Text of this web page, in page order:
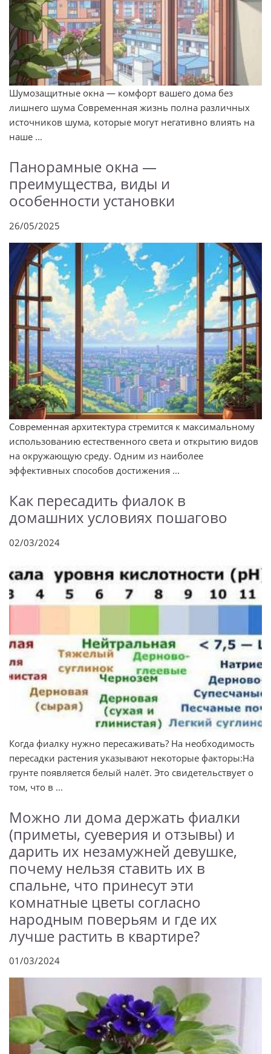
Шумозащитные окна — комфорт вашего дома без
лишнего шума Современная жизнь полна различных
источников шума, которые могут негативно влиять на
наше ...
Панорамные окна —
преимущества, виды и
особенности установки
26/05/2025
Современная архитектура стремится к максимальному
использованию естественного света и открытию видов
на окружающую среду. Одним из наиболее
эффективных способов достижения ...
Как пересадить фиалок в
домашних условиях пошагово
02/03/2024
Когда фиалку нужно пересаживать? На необходимость
пересадки растения указывают некоторые факторы:На
грунте появляется белый налёт. Это свидетельствует о
том, что в ...
Можно ли дома держать фиалки
(приметы, суеверия и отзывы) и
дарить их незамужней девушке,
почему нельзя ставить их в
спальне, что принесут эти
комнатные цветы согласно
народным поверьям и где их
лучше растить в квартире?
01/03/2024